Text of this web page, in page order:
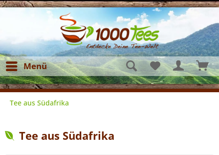
Menü
Tee aus Südafrika
Tee aus Südafrika